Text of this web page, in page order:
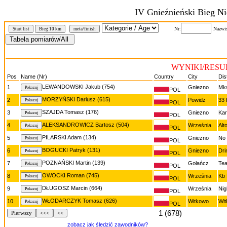
IV Gnieźnieński Bieg
Start list Bieg 10 km meta/finish Nr:
WYNIKI/
Pos Name (Nr) Country City
1
LEWANDOWSKI Jakub (754) POL Gniezno
2 MORZYŃSKI Dariusz (615) POL Powidz 33
3 SZAJDA Tomasz (176) POL Gniezno
4 ALEKSANDROWICZ Bartosz (504) POL Września
5 PILARSKI Adam (134) POL Gniezno No
6 BOGUCKI Patryk (131) POL Gniezno
7 POZNAŃSKI Martin (139) POL Gołańcz
8 OWOCKI Roman (745) POL Września Kb
9 DŁUGOSZ Marcin (664) POL Września
10 WŁODARCZYK Tomasz (626) POL Witkowo
Pierwszy <<< << 1 (678)
zobacz jak śledzić zawodników?